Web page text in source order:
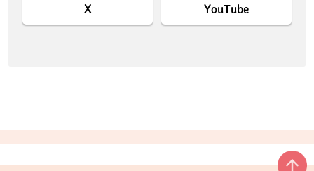
X YouTube